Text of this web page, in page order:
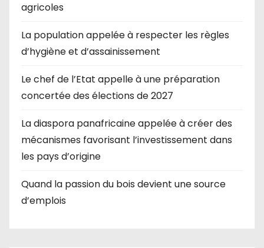
agricoles
La population appelée à respecter les règles
d’hygiène et d’assainissement
Le chef de l’Etat appelle à une préparation
concertée des élections de 2027
La diaspora panafricaine appelée à créer des
mécanismes favorisant l’investissement dans
les pays d’origine
Quand la passion du bois devient une source
d’emplois